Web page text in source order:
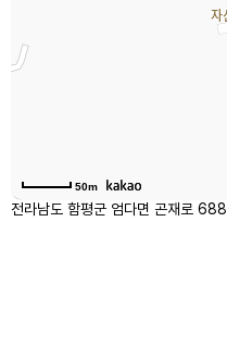
50m
전라남도 함평군 엄다면 곤재로 688